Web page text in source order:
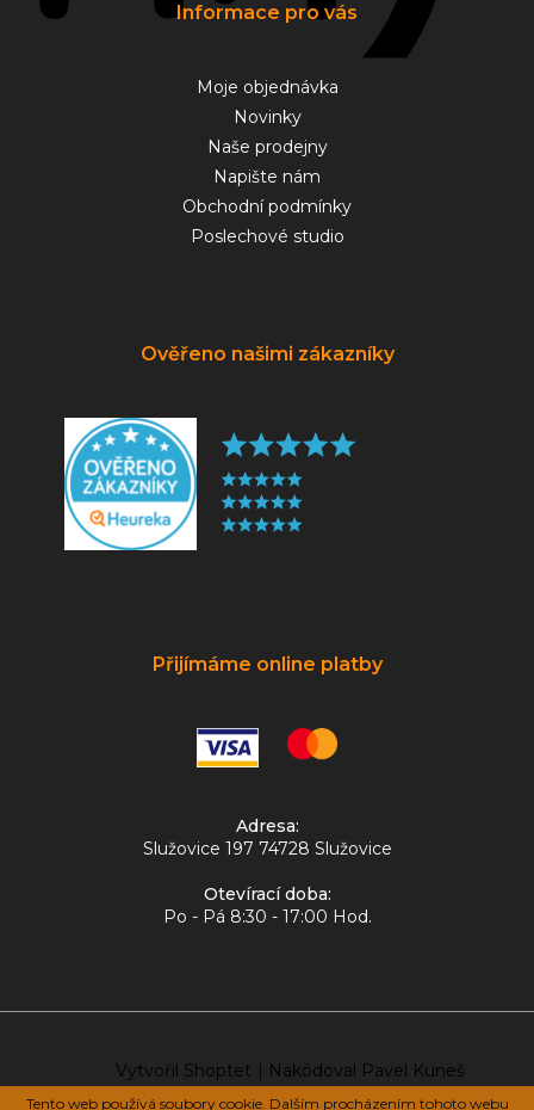
Tento web používá soubory cookie. Dalším procházením tohoto webu
Informace pro vás
Moje objednávka
Novinky
Naše prodejny
Napište nám
Obchodní podmínky
Poslechové studio
Ověřeno našimi zákazníky
Přijímáme online platby
Adresa:
Služovice 197 74728 Služovice
Otevírací doba:
Po - Pá 8:30 - 17:00 Hod.
Vytvořil Shoptet | Nakódoval Pavel Kuneš